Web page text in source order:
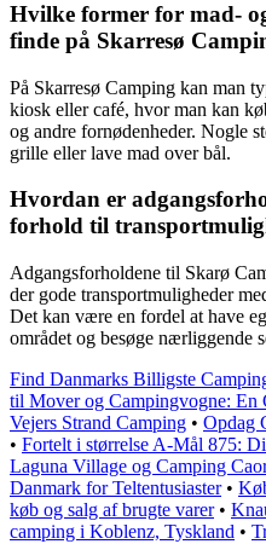
Hvilke former for mad-
finde på Skarresø
På Skarresø Camping kan man
kiosk eller café, hvor man kan
og andre fornødenheder. Nogle
grille eller lave mad over bål.
Hvordan er
forhold til
Adgangsforholdene til Skarø
der gode transportmuligheder
Det kan være en fordel at have
området og besøge nærliggende
Find Danmarks Billigste
til Mover og Campingvogne: En
Vejers Strand Camping • Opdag
• Fortelt i størrelse A-Mål 875:
Laguna Village og Camping
Danmark for Teltentusiaster•
køb og salg af brugte varer•
camping i Koblenz, Tyskland •